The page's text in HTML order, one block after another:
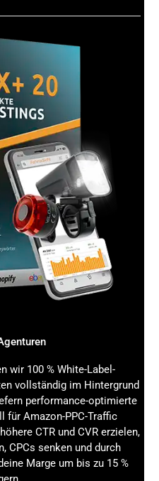
wir 100 % White-Label-
vollständig im Hintergrund
performance-optimierte
für Amazon-PPC-Traffic
CTR und CVR erzielen,
CPCs senken und durch
Marge um bis zu 15 %